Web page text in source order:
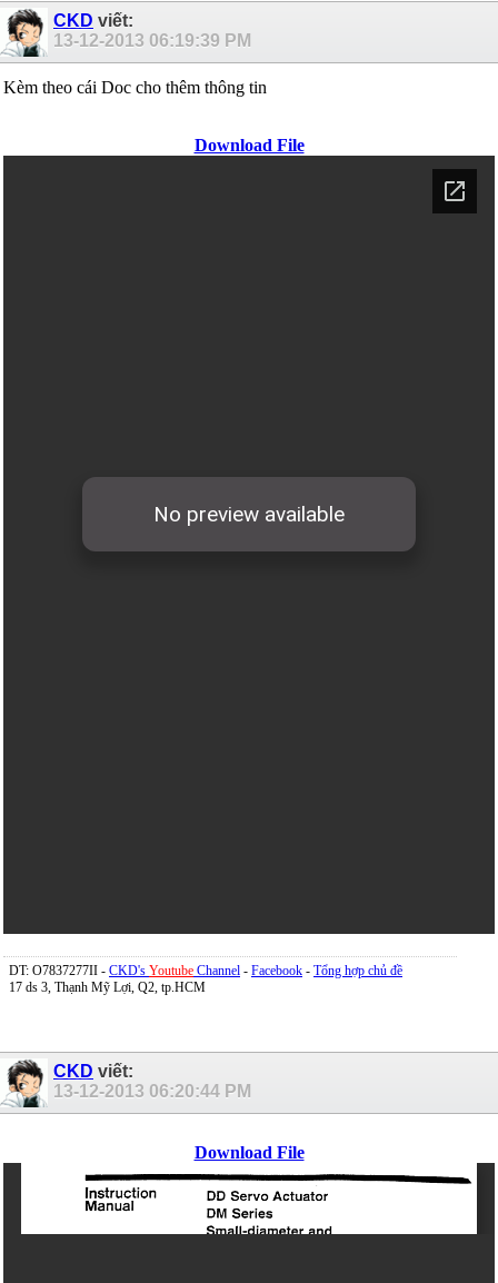
CKD viết:
13-12-2013 06:19:39 PM
Kèm theo cái Doc cho thêm thông tin
Download File
DT: O7837277II - CKD's Youtube Channel - Facebook - Tổng hợp chủ đề
17 ds 3, Thạnh Mỹ Lợi, Q2, tp.HCM
CKD viết:
13-12-2013 06:20:44 PM
Download File